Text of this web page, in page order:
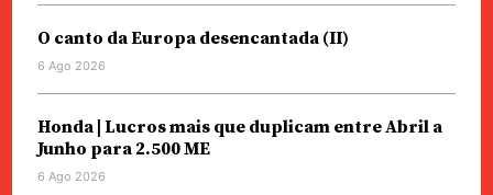
O canto da Europa desencantada (II)
6 Ago 2026
Honda | Lucros mais que duplicam entre Abril a
Junho para 2.500 ME
6 Ago 2026